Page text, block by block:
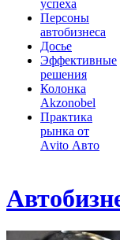
успеха
Персоны
автобизнеса
Досье
Эффективные
решения
Колонка
Akzonobel
Практика
рынка от
Аvito Авто